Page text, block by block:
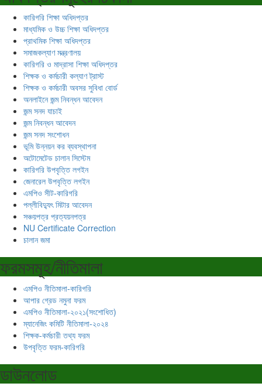
কারিগরি শিক্ষা অধিদপ্তর
মাধ্যমিক ও উচ্চ শিক্ষা অধিদপ্তর
প্রাথমিক শিক্ষা অধিদপ্তর
সমাজকল্যাণ মন্ত্রণালয়
কারিগরি ও মাদ্রাসা শিক্ষা অধিদপ্তর
শিক্ষক ও কর্মচারী কল্যাণ ট্রাস্ট
শিক্ষক ও কর্মচারী অবসর সুবিধা বোর্ড
অনলাইনে জন্ম নিবন্ধন আবেদন
জন্ম সনদ যাচাই
জন্ম নিবন্ধন আবেদন
জন্ম সনদ সংশোধন
ভূমি উন্নয়ন কর ব্যবস্থাপনা
অটোমেটেড চালান সিস্টেম
কারিগরি উপবৃত্তি লগইন
জেনারেল উপবৃত্তি লগইন
এমপিও সীট-কারিগরি
পল্লীবিদ্যুৎ মিটার আবেদন
সঞ্চয়পত্র প্রত্যয়নপত্র
NU Certificate Correction
চালান জমা
ফরমসমূহ/নীতিমালা
এমপিও নীতিমালা-কারিগরি
আপার গ্রেড নমুনা ফরম
এমপিও নীতিমালা-২০২১(সংশোধিত)
ম্যানেজিং কমিটি নীতিমালা-২০২৪
শিক্ষক-কর্মচারী তথ্য ফরম
উপবৃত্তি ফরম-কারিগরি
ডাউনলোড